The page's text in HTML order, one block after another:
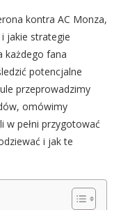
kontra AC Monza,
jakie strategie
każdego fana
potencjalne
przeprowadzimy
omówimy
w pełni przygotować
i jak te